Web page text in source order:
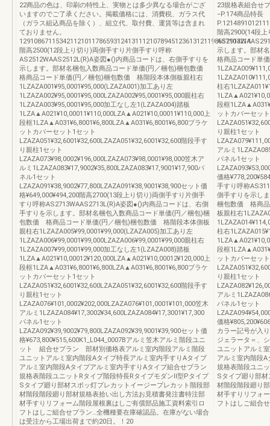
22商品の色は、印刷の特性上、実物とは多少異なる場合がござ
いますのでご了承ください。掲載価格には、消費税、ガラス代
（ガラス組込商品を除く）、組立代、取付費、運賃等は含まれ
ておりません。
1291086711534211210117865931241311121078945123613121198657103214
階高2500(12段上り切り)両側手すり片側手すり呼称
AS2512WAAS2512L(R)A姿図●()内商品コードは、右側手すりを
示します。部材名梱包入数商品コード単価(円／梱包)梱包数価
格商品コード単価(円／梱包)梱包数価 格階段本体側板親柱右
1LZAZA001¥95,0001¥95,000(LZAZA001)加工あり左
1LZAZA002¥95,0001¥95,000LZAZA002¥95,0001¥95,000親柱右
1LZAZA003¥95,0001¥95,000加工なし左1(LZAZA004)踏板
1LZA▲A021¥10,00011¥110,000LZA▲A021¥10,00011¥110,000上
段框1LZA▲A031¥6,8001¥6,800LZA▲A031¥6,8001¥6,800ブラケ
ットカバーセット1セット
LZAZA051¥32,6001¥32,600LZAZA051¥32,6001¥32,600階段手す
り親柱1セット
LZAZA073¥98,0002¥196,000LZAZA073¥98,0001¥98,000笠木ア
ルミ1LZAZA083¥17,9002¥35,800LZAZA083¥17,9001¥17,900パ
ネル1セット
LZAZA091¥38,9002¥77,800LZAZA091¥38,9001¥38,900セット価
格¥649,000¥494,200階高2700(13段上り切り)両側手すり片側手
すり呼称AS2713WAAS2713L(R)A姿図●()内商品コードは、右側
手すりを示します。部材名梱包入数商品コード単価(円／梱包)梱
包数価 格商品コード単価(円／梱包)梱包数価 格階段本体側板
親柱右1LZAZA005¥99,0001¥99,000(LZAZA005)加工あり左
1LZAZA006¥99,0001¥99,000LZAZA006¥99,0001¥99,000親柱右
1LZAZA007¥99,0001¥99,000加工なし左1(LZAZA008)踏板
1LZA▲A021¥10,00012¥120,000LZA▲A021¥10,00012¥120,000上
段框1LZA▲A031¥6,8001¥6,800LZA▲A031¥6,8001¥6,800ブラケ
ットカバーセット1セット
LZAZA051¥32,6001¥32,600LZAZA051¥32,6001¥32,600階段手す
り親柱1セット
LZAZA076¥101,0002¥202,000LZAZA076¥101,0001¥101,000笠木
アルミ1LZAZA084¥17,3002¥34,600LZAZA084¥17,3001¥17,300
パネル1セット
LZAZA092¥39,9002¥79,800LZAZA092¥39,9001¥39,900セット価
格¥673,800¥515,600K1_L044_0007Bアルミ笠木アルミ階段ユニ
ット 組合せプラン 部材別価格表アルミ室内階段アルミ階段
ユニットアルミ室内階段Aタイプ特長アルミ室内手すりAタイプ
アルミ室内階段Aタイプアルミ室内手すりAタイプ組合せプラン
規格表階段ユニットRタイプ階段特長RタイプモダンⅡ型Pタイプ
Sタイプ廻り部材スポッ灯プレカットイージープレカット階段部
材階段階段廻り部材規格表拾い出し方法お見積書発注書特注部
材手すりリフォーム階段屋根裏はしご有償部品施工資料索引ロ
フトはしご組合せプラン…全機種要在庫確認品。在庫がない場合
は受注から工場出荷まで約20日。！20
23規格表組合せ
−P.174商品特長
階高2900(14段
示します。部材
格商品コード単
柱右
段框
ットカバーセッ
り親柱1セット
アルミ
パネル1セット
価格
手すり呼称
側手すりを示し
梱包数価 格商
板親柱右
柱右
段框
ットカバーセッ
り親柱1セット
アルミ
パネル1セット
価格
カラー記号が入
ジェラータ＝、
ユニットアルミ
アルミ室内階段
規格表階段ユニ
Sタイプ廻り部
材階段階段廻り
材手すりリフォ
フトはしご組合